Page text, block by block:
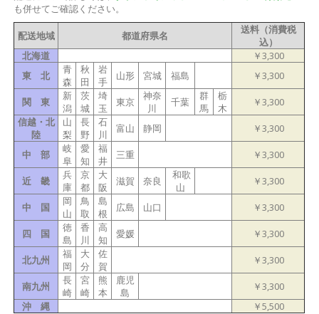
も併せてご確認ください。
配送地域 都道府県名
送料（消費税
込）
北海道
￥3,300
東 北
青
森
秋
田
岩
手
山形 宮城 福島 ￥3,300
関 東
新
潟
茨
城
埼
玉
東京
神奈
川
千葉
群
馬
栃
木
￥3,300
信越・北
陸
山
梨
長
野
石
川
富山 静岡 ￥3,300
中 部
岐
阜
愛
知
福
井
三重 ￥3,300
近 畿
兵
庫
京
都
大
阪
滋賀 奈良
和歌
山
￥3,300
中 国
岡
山
鳥
取
島
根
広島 山口 ￥3,300
四 国
徳
島
香
川
高
知
愛媛 ￥3,300
北九州
福
岡
大
分
佐
賀
￥3,300
南九州
長
崎
宮
崎
熊
本
鹿児
島
￥3,300
沖 縄
￥5,500